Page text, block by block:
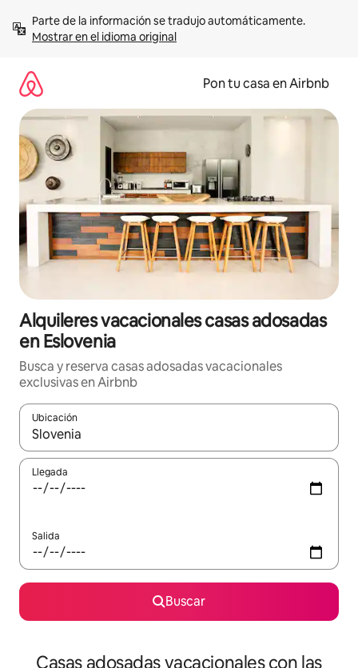
contenidoMostrar en el idioma original
Pon tu casa en Airbnb
Alquileres vacacionales casas adosadas
en Eslovenia
Busca y reserva casas adosadas vacacionales
exclusivas en Airbnb
Ubicación
Cuando los resultados estén disponibles, navega con las
Llegada
Salida
Buscar
Casas adosadas vacacionales con las